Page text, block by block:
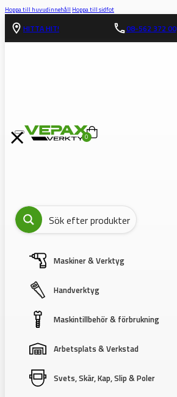
Hoppa till huvudinnehåll Hoppa till sidfot
HITTA HIT! 08-562 372 00
0
Maskiner & Verktyg
Handverktyg
Maskintillbehör & förbrukning
Arbetsplats & Verkstad
Svets, Skär, Kap, Slip & Poler